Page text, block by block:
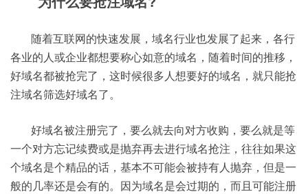
随着互联网的快速发展，域名行业也发展了起来，各行
各业的人或企业都想要称心如意的域名，随着时间的推移，
好域名都被抢完了，这时候很多人想要好的域名，就只能抢
注域名筛选好域名了。
好域名被注册完了，要么就去向对方收购，要么就是等
一个对方忘记续费或是抛弃再去进行域名抢注，往往如果这
个域名是个精品的话，基本不可能会被持有人抛弃，但是一
般的几率还是会有的。因为域名是会过期的，而且可能注册